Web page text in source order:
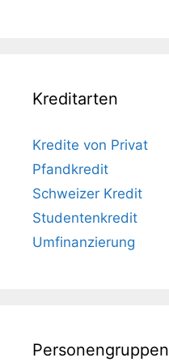
Kreditarten
Kredite von Privat
Pfandkredit
Schweizer Kredit
Studentenkredit
Umfinanzierung
Personengruppen